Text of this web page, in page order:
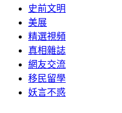
史前文明
美展
精選視頻
真相雜誌
網友交流
移民留學
妖言不惑